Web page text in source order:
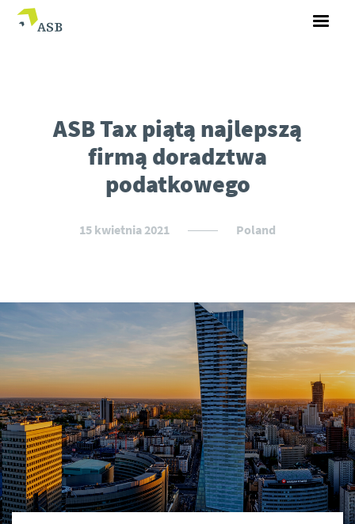
ASB Tax piątą najlepszą
firmą doradztwa
podatkowego
15 kwietnia 2021 Poland